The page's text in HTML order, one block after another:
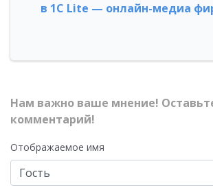
в 1С Lite — онлайн-медиа
Нам важно ваше мнение!
комментарий!
Отображаемое имя